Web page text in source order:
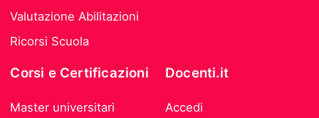
Valutazione Abilitazioni
Ricorsi Scuola
Corsi e Certificazioni
Master universitari
Docenti.it
Accedi